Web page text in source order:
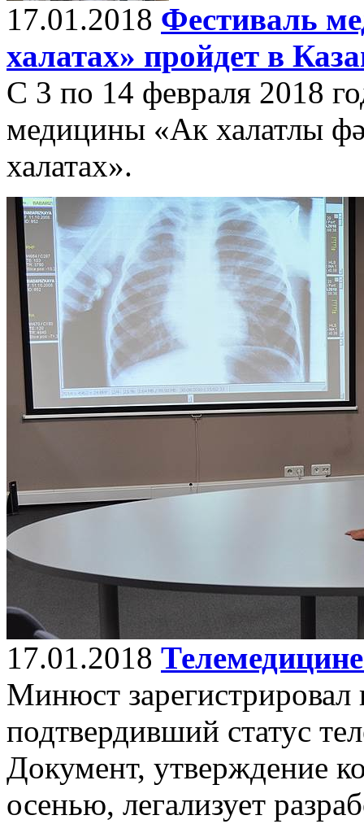
17.01.2018 Фестиваль
халатах» пройдет в
С 3 по 14 февраля 2018
медицины «Ак халатлы
халатах».
17.01.2018
Минюст зарегистрировал
подтвердивший статус
Документ, утверждение
осенью, легализует